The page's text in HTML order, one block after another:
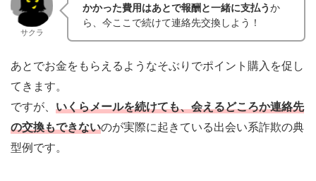
サクラ
かかった費用はあとで報酬と一緒に支払うか
ら、今ここで続けて連絡先交換しよう！
あとでお金をもらえるようなそぶりでポイント購入を促し
てきます。
ですが、 いくらメールを続けても、会えるどころか連絡先
の交換もできないのが実際に起きている出会い系詐欺の典
型例です。